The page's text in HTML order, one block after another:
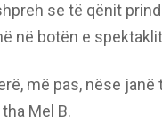
se të qënit
në botën e
më pas, nëse janë
Mel B.